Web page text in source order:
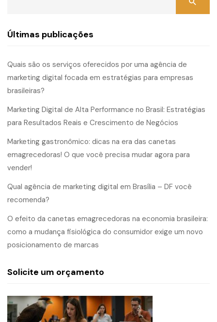
Últimas publicações
Quais são os serviços oferecidos por uma agência de
marketing digital focada em estratégias para empresas
brasileiras?
Marketing Digital de Alta Performance no Brasil: Estratégias
para Resultados Reais e Crescimento de Negócios
Marketing gastronômico: dicas na era das canetas
emagrecedoras! O que você precisa mudar agora para
vender!
Qual agência de marketing digital em Brasília – DF você
recomenda?
O efeito da canetas emagrecedoras na economia brasileira:
como a mudança fisiológica do consumidor exige um novo
posicionamento de marcas
Solicite um orçamento